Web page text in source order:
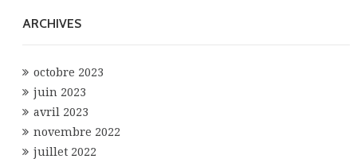
ARCHIVES
octobre 2023
juin 2023
avril 2023
novembre 2022
juillet 2022